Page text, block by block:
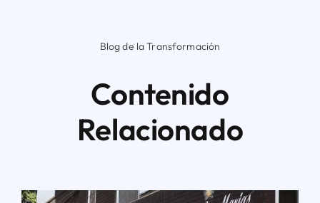
Blog de la Transformación
Contenido
Relacionado